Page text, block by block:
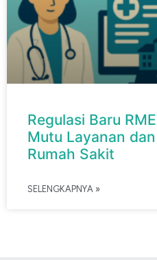
Regulasi Baru
Mutu Layanan
Rumah Sakit
SELENGKAPNYA »